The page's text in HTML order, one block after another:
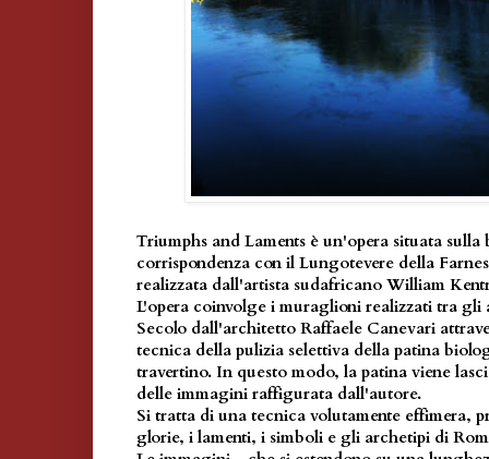
Triumphs and Laments è un'opera situata sulla
corrispondenza con il Lungotevere della
realizzata dall'artista sudafricano William
L'opera coinvolge i muraglioni realizzati tra
Secolo dall'architetto Raffaele Canevari
tecnica della pulizia selettiva della patina
travertino. In questo modo, la patina viene
delle immagini raffigurata dall'autore.
Si tratta di una tecnica volutamente effimera,
glorie, i lamenti, i simboli e gli archetipi di